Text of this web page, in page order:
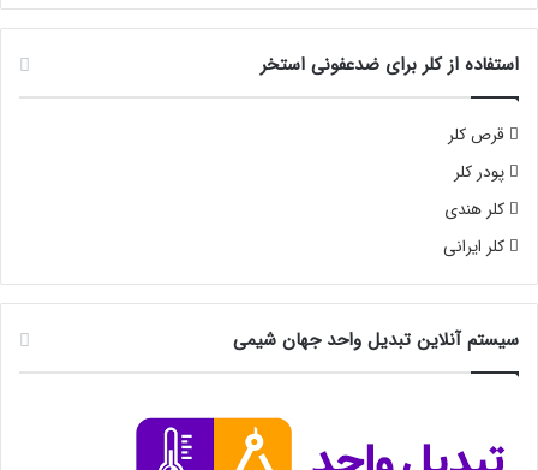
استفاده از کلر برای ضدعفونی استخر
قرص کلر
پودر کلر
کلر هندی
کلر ایرانی
سیستم آنلاین تبدیل واحد جهان شیمی